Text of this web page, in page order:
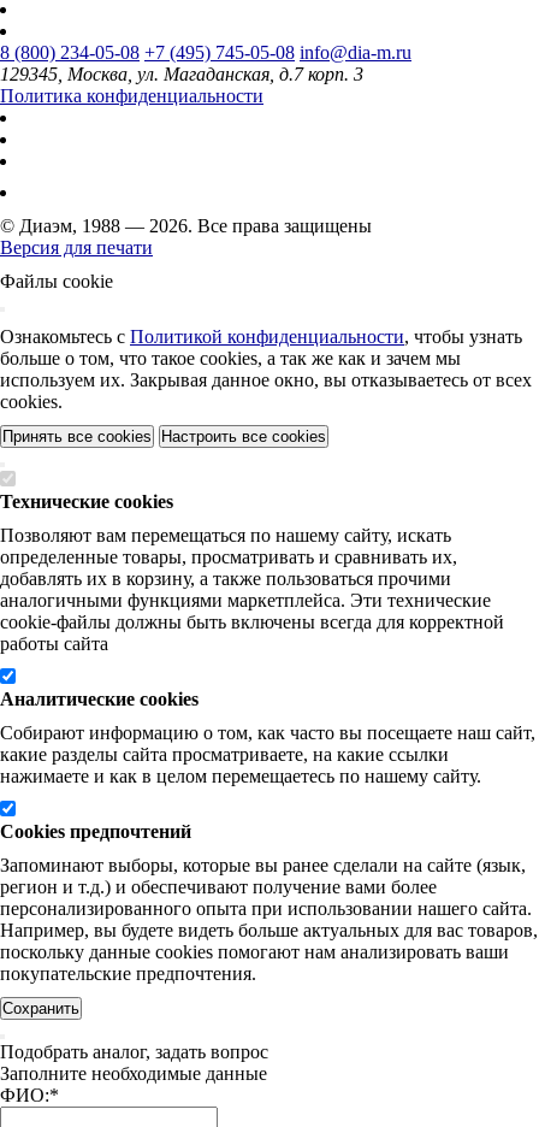
8 (800) 234-05-08 +7 (495) 745-05-08 info@dia-m.ru
129345, Москва, ул. Магаданская, д.7 корп. 3
Политика конфиденциальности
© Диаэм, 1988 — 2026. Все права защищены
Версия для печати
Файлы cookie
Ознакомьтесь с Политикой конфиденциальности, чтобы узнать
больше о том, что такое cookies, а так же как и зачем мы
используем их. Закрывая данное окно, вы отказываетесь от всех
cookies.
Принять все cookies Настроить все cookies
Технические cookies
Позволяют вам перемещаться по нашему сайту, искать
определенные товары, просматривать и сравнивать их,
добавлять их в корзину, а также пользоваться прочими
аналогичными функциями маркетплейса. Эти технические
cookie-файлы должны быть включены всегда для корректной
работы сайта
Аналитические cookies
Собирают информацию о том, как часто вы посещаете наш сайт,
какие разделы сайта просматриваете, на какие ссылки
нажимаете и как в целом перемещаетесь по нашему сайту.
Cookies предпочтений
Запоминают выборы, которые вы ранее сделали на сайте (язык,
регион и т.д.) и обеспечивают получение вами более
персонализированного опыта при использовании нашего сайта.
Например, вы будете видеть больше актуальных для вас товаров,
поскольку данные cookies помогают нам анализировать ваши
покупательские предпочтения.
Сохранить
Подобрать аналог, задать вопрос
Заполните необходимые данные
ФИО:*